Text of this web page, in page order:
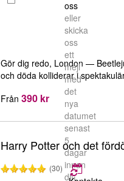
oss
eller
skicka
oss
ett
mejl
med
det
nya
datumet
senast
5
dagar
innan
ditt
Gör dig redo, London —
och döda kolliderar i
Från 390 kr
Harry Potter och det
(30)